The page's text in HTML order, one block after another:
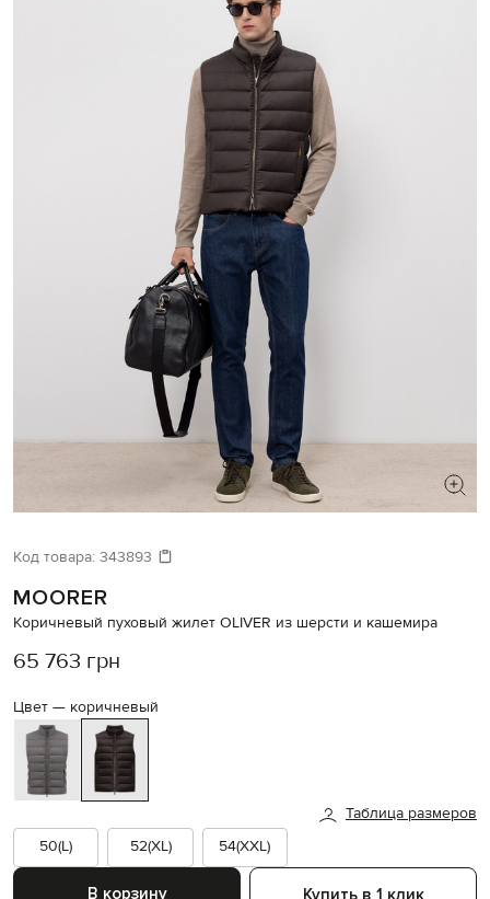
Давайте подберем что-то еще
Похожие товары
Код товара: 343893
MOORER
Коричневый пуховый жилет OLIVER из шерсти и кашемира
65 763 грн
Цвет — коричневый
Таблица размеров
50(L)
52(XL) 54(XXL)
В корзину Купить в 1 клик